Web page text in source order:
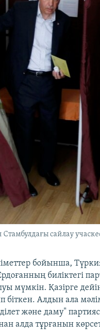
сайлау
бойынша,
биліктегі
мүмкін. Қазірге
біткен. Алдын ала
және даму"
алда тұрғанын